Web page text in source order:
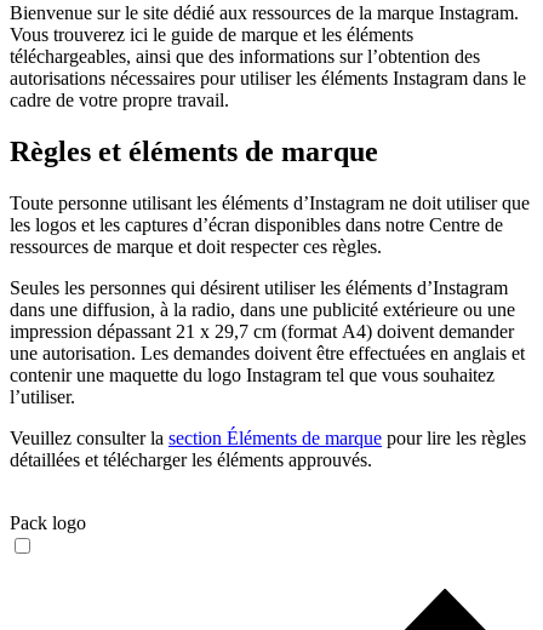
Bienvenue sur le site dédié aux ressources de la marque Instagram.
Vous trouverez ici le guide de marque et les éléments
téléchargeables, ainsi que des informations sur l’obtention des
autorisations nécessaires pour utiliser les éléments Instagram dans le
cadre de votre propre travail.
Règles et éléments de marque
Toute personne utilisant les éléments d’Instagram ne doit utiliser que
les logos et les captures d’écran disponibles dans notre Centre de
ressources de marque et doit respecter ces règles.
Seules les personnes qui désirent utiliser les éléments d’Instagram
dans une diffusion, à la radio, dans une publicité extérieure ou une
impression dépassant 21 x 29,7 cm (format A4) doivent demander
une autorisation. Les demandes doivent être effectuées en anglais et
contenir une maquette du logo Instagram tel que vous souhaitez
l’utiliser.
Veuillez consulter la section Éléments de marque pour lire les règles
détaillées et télécharger les éléments approuvés.
Pack logo